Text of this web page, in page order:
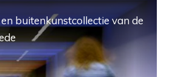
buitenkunstcollectie van de